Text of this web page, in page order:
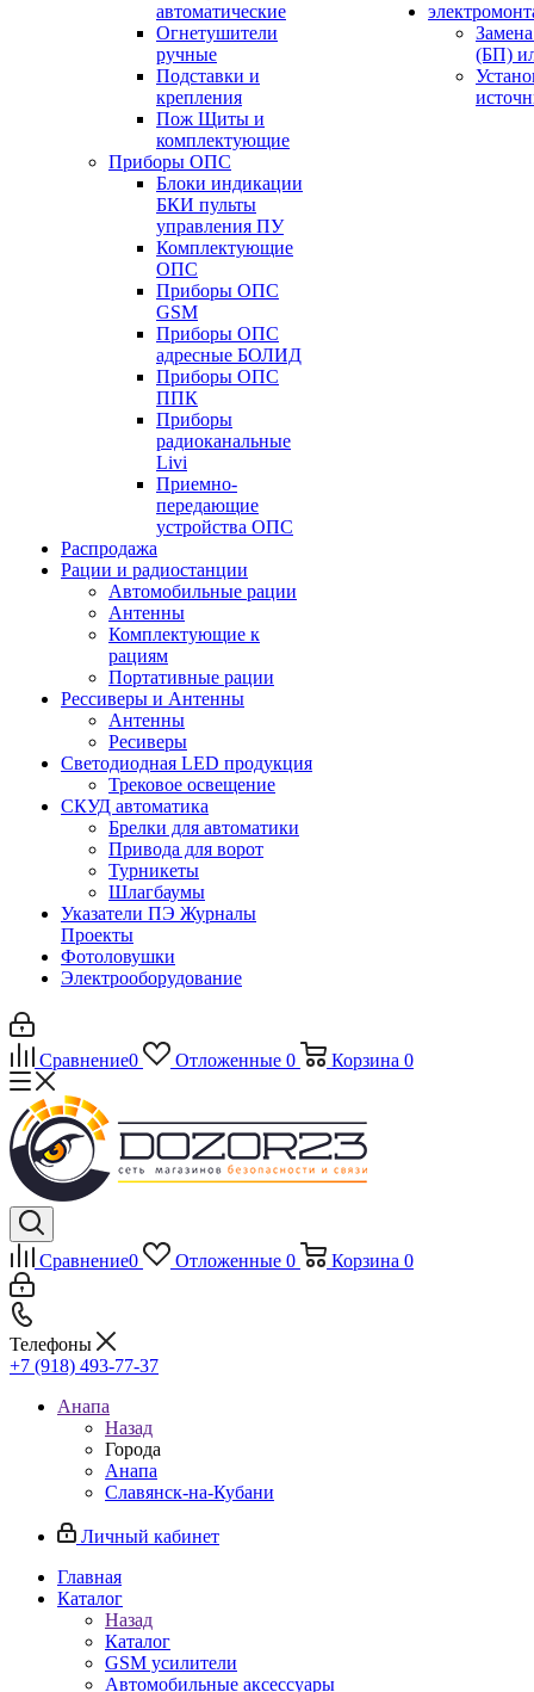
автоматические
Огнетушители
ручные
Подставки и
крепления
Пож Щиты и
комплектующие
Приборы ОПС
Блоки индикации
БКИ пульты
управления ПУ
Комплектующие
ОПС
Приборы ОПС
GSM
Приборы ОПС
адресные БОЛИД
Приборы ОПС
ППК
Приборы
радиоканальные
Livi
Приемно-
передающие
устройства ОПС
Распродажа
Рации и радиостанции
Автомобильные рации
Антенны
Комплектующие к
рациям
Портативные рации
Рессиверы и Антенны
Антенны
Ресиверы
Светодиодная LED продукция
Трековое освещение
СКУД автоматика
Брелки для автоматики
Привода для ворот
Турникеты
Шлагбаумы
Указатели ПЭ Журналы
Проекты
Фотоловушки
Электрооборудование
(БП)
Сравнение0 Отложенные 0 Корзина 0
Сравнение0 Отложенные 0 Корзина 0
Телефоны
+7 (918) 493-77-37
Анапа
Назад
Города
Анапа
Славянск-на-Кубани
Личный кабинет
Главная
Каталог
Назад
Каталог
GSM усилители
Автомобильные аксессуары